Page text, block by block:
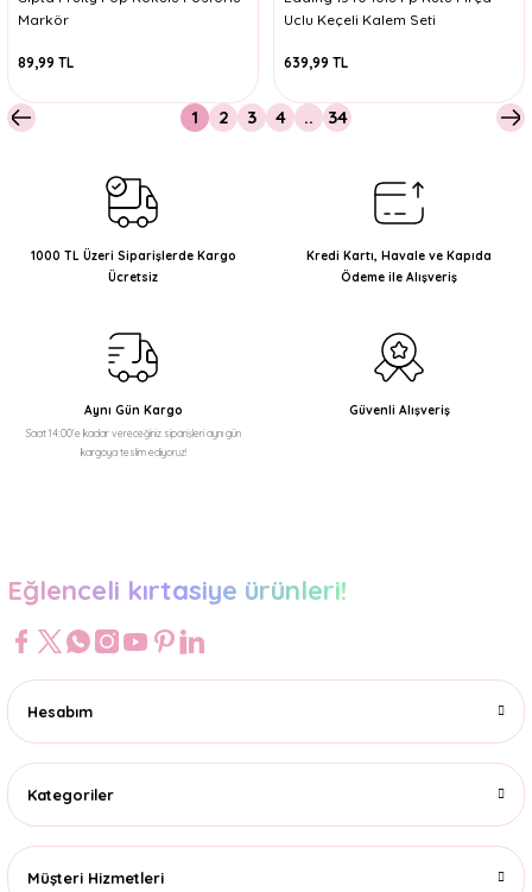
Markör
89,99 TL
Uclu Keçeli Kalem Seti
639,99 TL
1 2 3 4 .. 34
1000 TL Üzeri Siparişlerde Kargo
Ücretsiz
Kredi Kartı, Havale ve Kapıda
Ödeme ile Alışveriş
Aynı Gün Kargo
Saat 14:00'e kadar vereceğiniz siparişleri aynı gün
kargoya teslim ediyoruz!
Güvenli Alışveriş
Eğlenceli kırtasiye ürünleri!
Hesabım
Kategoriler
Müşteri Hizmetleri